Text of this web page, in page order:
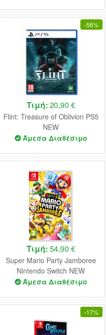
-56%
Τιμή: 20,90 €
Flint: Treasure of Oblivion PS5
NEW
Άμεσα Διαθέσιμο
Τιμή: 54,90 €
Super Mario Party Jamboree
Nintendo Switch NEW
Άμεσα Διαθέσιμο
-17%